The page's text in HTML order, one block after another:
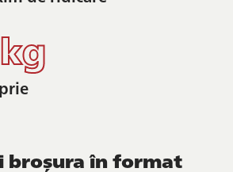
broșura în format